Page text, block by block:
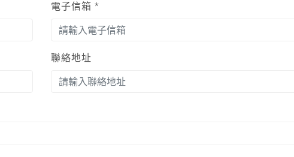
電子信箱 *
聯絡地址